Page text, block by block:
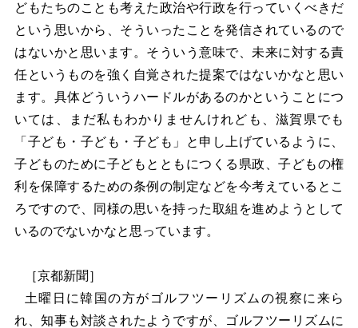
どもたちのことも考えた政治や行政を行っていくべきだ
という思いから、そういったことを発信されているので
はないかと思います。そういう意味で、未来に対する責
任というものを強く自覚された提案ではないかなと思い
ます。具体どういうハードルがあるのかということにつ
いては、まだ私もわかりませんけれども、滋賀県でも
「子ども・子ども・子ども」と申し上げているように、
子どものために子どもとともにつくる県政、子どもの権
利を保障するための条例の制定などを今考えているとこ
ろですので、同様の思いを持った取組を進めようとして
いるのでないかなと思っています。
［京都新聞］
土曜日に韓国の方がゴルフツーリズムの視察に来ら
れ、知事も対談されたようですが、ゴルフツーリズムに